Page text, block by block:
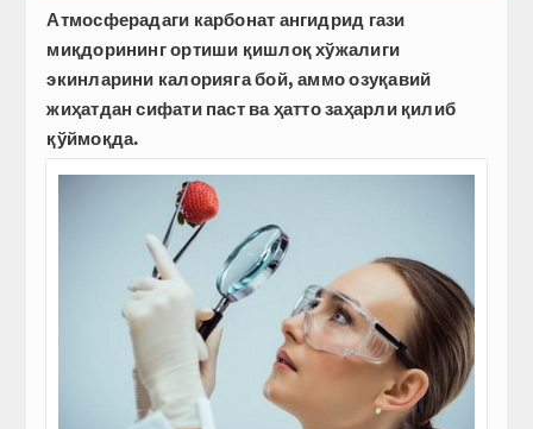
Атмосферадаги карбонат ангидрид гази
миқдорининг ортиши қишлоқ хўжалиги
экинларини калорияга бой, аммо озуқавий
жиҳатдан сифати паст ва ҳатто заҳарли қилиб
қўймоқда.